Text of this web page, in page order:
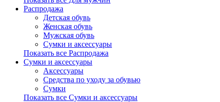
Распродажа
Детская обувь
Женская обувь
Мужская обувь
Сумки и аксессуары
Показать все Распродажа
Сумки и аксессуары
Аксессуары
Средства по уходу за обувью
Сумки
Показать все Сумки и аксессуары